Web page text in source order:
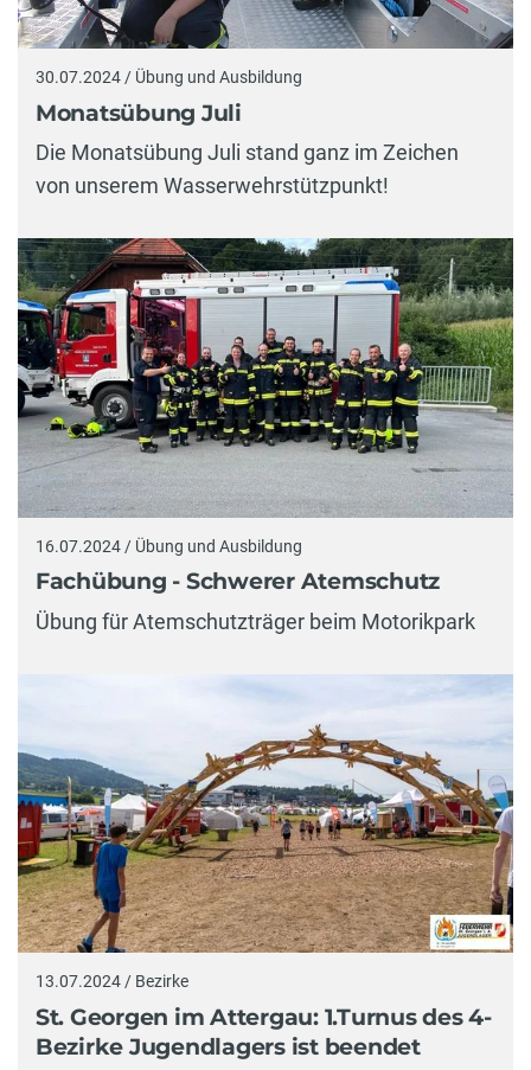
30.07.2024 / Übung und Ausbildung
Monatsübung Juli
Die Monatsübung Juli stand ganz im Zeichen
von unserem Wasserwehrstützpunkt!
16.07.2024 / Übung und Ausbildung
Fachübung - Schwerer Atemschutz
Übung für Atemschutzträger beim Motorikpark
13.07.2024 / Bezirke
St. Georgen im Attergau: 1.Turnus des 4-
Bezirke Jugendlagers ist beendet